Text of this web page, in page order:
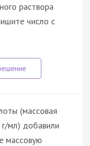
раствора
число с
(массовая
мл) добавили
массовую